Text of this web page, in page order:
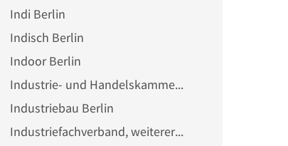
Indi Berlin
Indisch Berlin
Indoor Berlin
Industrie- und Handelskammer Berlin
Industriebau Berlin
Industriefachverband, weiterer Berlin